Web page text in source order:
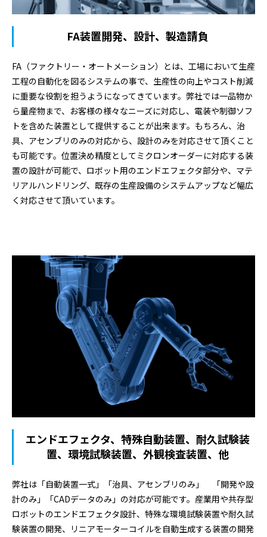
FA装置開発、設計、製造請負
FA（ファクトリー・オートメーション）とは、工場において生産
工程の自動化を図るシステムの事で、生産性の向上やコスト削減
に重要な役割を担うようになってきています。弊社では一品物か
ら量産物まで、お客様の様々なニーズに対応し、電装や制御ソフ
トを含めた装置として提供することが出来ます。もちろん、治
具、アセンブリのみの対応から、設計のみを対応させて頂くこと
も可能です。位置決め精度としてミクロンオーダーに対応する装
置の設計が可能で、ロボット用のエンドエフェクタ部分や、マテ
リアルハンドリング、既存の生産設備のシステムアップなど幅広
く対応させて頂いています。
エンドエフェクタ、特殊自動装置、耐久試験装
置、環境試験装置、外観検査装置、他
弊社は「自動装置一式」「治具、アセンブリのみ」 「開発や設
計のみ」「CADデータのみ」の対応が可能です。産業用や共存型
ロボットのエンドエフェクタ設計、特殊な環境試験装置や耐久試
験装置の開発、リニアモーターコイルを自動生成する装置の開発